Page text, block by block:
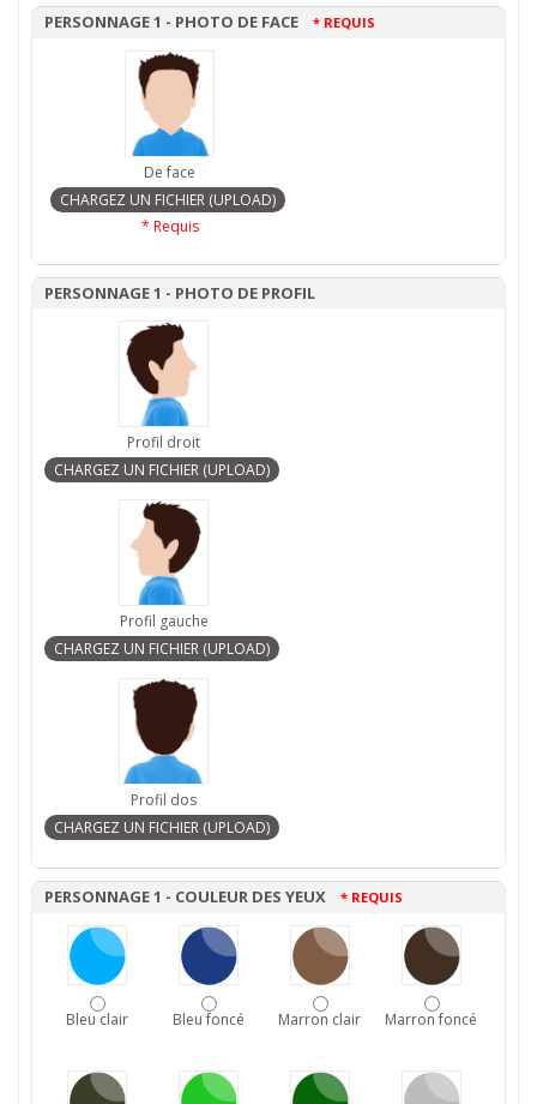
PERSONNAGE 1 - PHOTO DE FACE * REQUIS
De face
* Requis
PERSONNAGE 1 - PHOTO DE PROFIL
Profil droit
Profil gauche
Profil dos
PERSONNAGE 1 - COULEUR DES YEUX * REQUIS
Bleu clair Bleu foncé Marron clair Marron foncé